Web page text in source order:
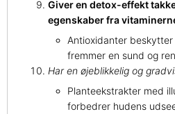
Giver en detox-effekt
egenskaber fra
Antioxidanter
fremmer en sund og
Har en øjeblikkelig og
Planteekstrakter med
forbedrer hudens